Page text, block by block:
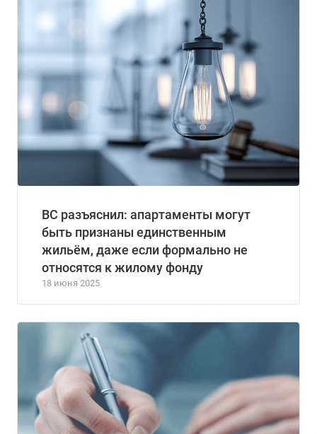
ВС разъяснил: апартаменты могут
быть признаны единственным
жильём, даже если формально не
относятся к жилому фонду
18 июня 2025